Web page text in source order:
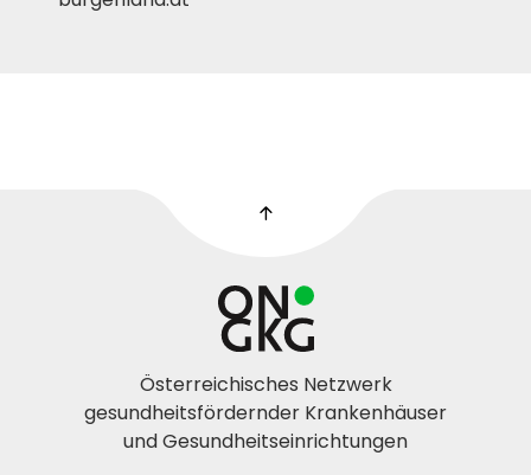
Österreichisches Netzwerk
gesundheitsfördernder Krankenhäuser
und Gesundheitseinrichtungen